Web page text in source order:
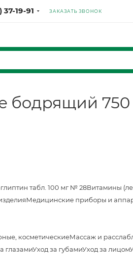
37-19-91 ЗАКАЗАТЬ ЗВОНОК
бодрящий
табл. 100 мг № 28Витамины
Медицинские приборы и
косметическиеМассаж и
глазамиУход за губамиУход за лицом